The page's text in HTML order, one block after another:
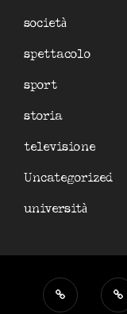
società
spettacolo
sport
storia
televisione
Uncategorized
università